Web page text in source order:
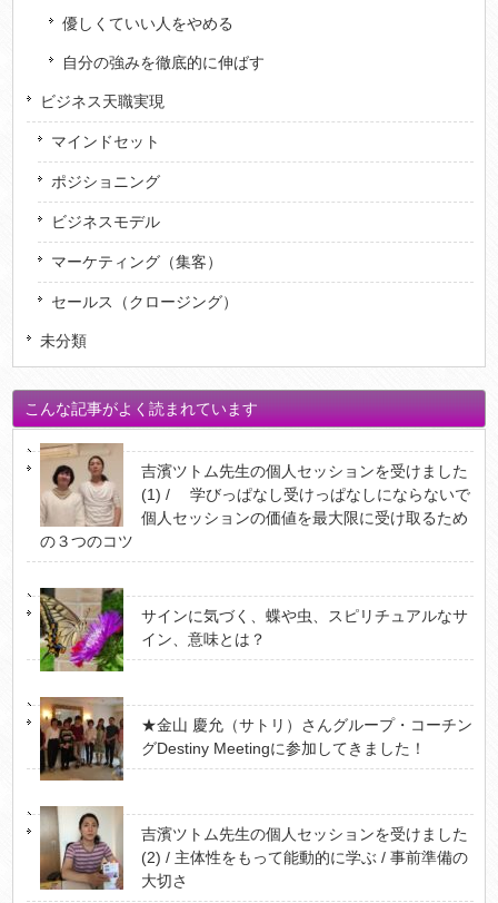
優しくていい人をやめる
自分の強みを徹底的に伸ばす
ビジネス天職実現
マインドセット
ポジショニング
ビジネスモデル
マーケティング（集客）
セールス（クロージング）
未分類
こんな記事がよく読まれています
吉濱ツトム先生の個人セッションを受けました
(1) / 学びっぱなし受けっぱなしにならないで
個人セッションの価値を最大限に受け取るため
の３つのコツ
サインに気づく、蝶や虫、スピリチュアルなサ
イン、意味とは？
★金山 慶允（サトリ）さんグループ・コーチン
グDestiny Meetingに参加してきました！
吉濱ツトム先生の個人セッションを受けました
(2) / 主体性をもって能動的に学ぶ / 事前準備の
大切さ